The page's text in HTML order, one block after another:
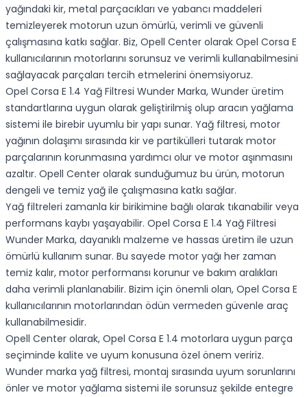
yağındaki kir, metal parçacıkları ve yabancı maddeleri
temizleyerek motorun uzun ömürlü, verimli ve güvenli
çalışmasına katkı sağlar. Biz, Opell Center olarak Opel Corsa E
kullanıcılarının motorlarını sorunsuz ve verimli kullanabilmesini
sağlayacak parçaları tercih etmelerini önemsiyoruz.
Opel Corsa E 1.4 Yağ Filtresi Wunder Marka, Wunder üretim
standartlarına uygun olarak geliştirilmiş olup aracın yağlama
sistemi ile birebir uyumlu bir yapı sunar. Yağ filtresi, motor
yağının dolaşımı sırasında kir ve partikülleri tutarak motor
parçalarının korunmasına yardımcı olur ve motor aşınmasını
azaltır. Opell Center olarak sunduğumuz bu ürün, motorun
dengeli ve temiz yağ ile çalışmasına katkı sağlar.
Yağ filtreleri zamanla kir birikimine bağlı olarak tıkanabilir veya
performans kaybı yaşayabilir. Opel Corsa E 1.4 Yağ Filtresi
Wunder Marka, dayanıklı malzeme ve hassas üretim ile uzun
ömürlü kullanım sunar. Bu sayede motor yağı her zaman
temiz kalır, motor performansı korunur ve bakım aralıkları
daha verimli planlanabilir. Bizim için önemli olan, Opel Corsa E
kullanıcılarının motorlarından ödün vermeden güvenle araç
kullanabilmesidir.
Opell Center olarak, Opel Corsa E 1.4 motorlara uygun parça
seçiminde kalite ve uyum konusuna özel önem veririz.
Wunder marka yağ filtresi, montaj sırasında uyum sorunlarını
önler ve motor yağlama sistemi ile sorunsuz şekilde entegre